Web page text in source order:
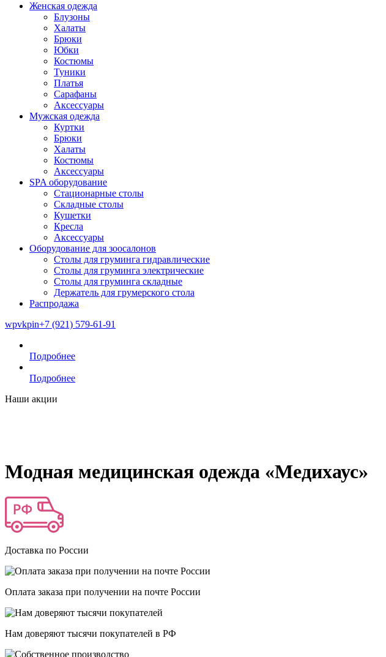
Женская одежда
Блузоны
Халаты
Брюки
Юбки
Костюмы
Туники
Платья
Сарафаны
Аксессуары
Мужская одежда
Куртки
Брюки
Халаты
Костюмы
Аксессуары
SPA оборудование
Стационарные столы
Складные столы
Кушетки
Кресла
Аксессуары
Оборудование для зоосалонов
Столы для груминга гидравлические
Столы для груминга электрические
Столы для груминга складные
Держатель для грумерского стола
Распродажа
wpvkpin+7 (921) 579-61-91
Подробнее
Подробнее
Наши акции
Модная медицинская одежда «Медихаус»
Доставка по России
Оплата заказа при получении на почте России
Нам доверяют тысячи покупателей в РФ